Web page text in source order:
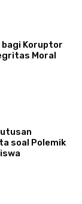
bagi Koruptor
Moral
soal Polemik